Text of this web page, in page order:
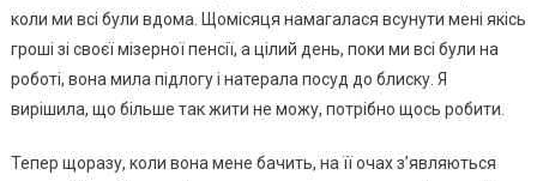
коли ми всі були вдома. Щомісяця намагалася всунути мені якісь
гроші зі своєї мізерної пенсії, а цілий день, поки ми всі були на
роботі, вона мила підлогу і натерала посуд до блиску. Я
вирішила, що більше так жити не можу, потрібно щось робити.
Тепер щоразу, коли вона мене бачить, на її очах з’являються